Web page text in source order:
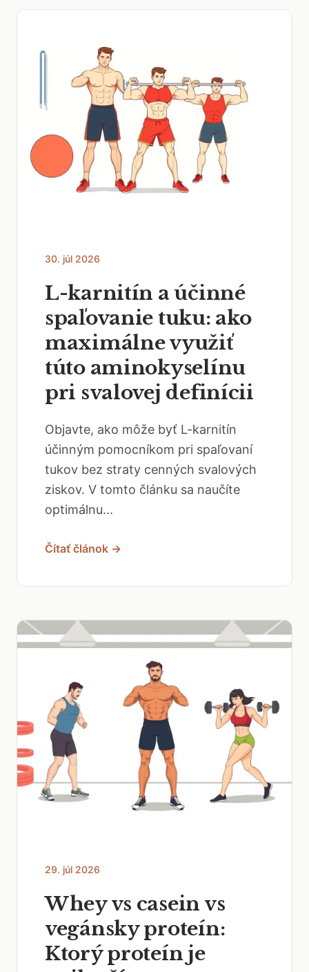
30. júl 2026
L-karnitín a účinné
spaľovanie tuku: ako
maximálne využiť
túto aminokyselínu
pri svalovej definícii
Objavte, ako môže byť L-karnitín
účinným pomocníkom pri spaľovaní
tukov bez straty cenných svalových
ziskov. V tomto článku sa naučíte
optimálnu...
Čítať článok →
29. júl 2026
Whey vs casein vs
vegánsky proteín:
Ktorý proteín je